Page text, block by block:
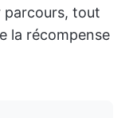
parcours, tout
la récompense